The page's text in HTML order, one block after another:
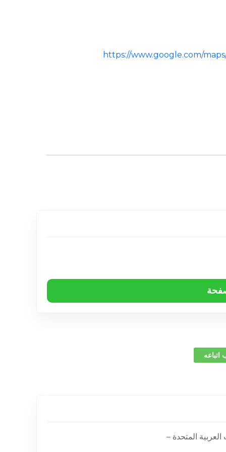
https://www.google.com/
اتباعه